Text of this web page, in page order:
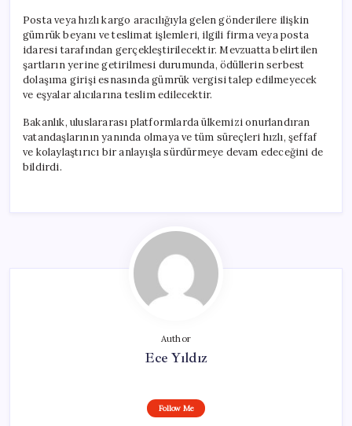
Posta veya hızlı kargo aracılığıyla gelen gönderilere ilişkin
gümrük beyanı ve teslimat işlemleri, ilgili firma veya posta
idaresi tarafından gerçekleştirilecektir. Mevzuatta belirtilen
şartların yerine getirilmesi durumunda, ödüllerin serbest
dolaşıma girişi esnasında gümrük vergisi talep edilmeyecek
ve eşyalar alıcılarına teslim edilecektir.
Bakanlık, uluslararası platformlarda ülkemizi onurlandıran
vatandaşlarının yanında olmaya ve tüm süreçleri hızlı, şeffaf
ve kolaylaştırıcı bir anlayışla sürdürmeye devam edeceğini de
bildirdi.
Author
Ece Yıldız
Follow Me